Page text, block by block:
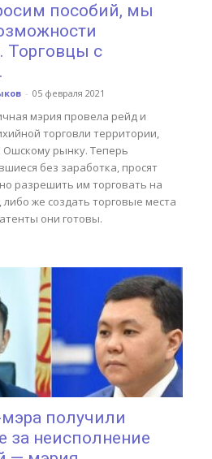
пособий, мы
Торговцы с
- 05 февраля 2021
мэрия провела рейд и
торговли территории,
рынку. Теперь
без заработка, просят
разрешить им торговать на
либо же создать торговые места
они готовы.
получили
за неисполнение